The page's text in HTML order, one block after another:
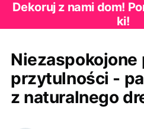
Dekoruj z nami dom!
ki!
Niezaspokojone
przytulności -
z naturalnego